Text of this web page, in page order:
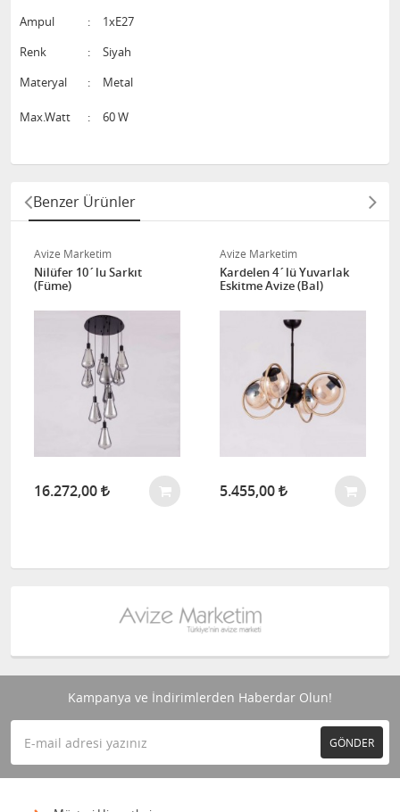
Ampul
:
1xE27
Renk
:
Siyah
Materyal
: Metal
Max.Watt : 60 W
Benzer Ürünler
Avize Marketim
Nilüfer 10´lu Sarkıt
(Füme)
16.272,00
Avize Marketim
Kardelen 4´lü Yuvarlak
Eskitme Avize (Bal)
5.455,00
Kampanya ve İndirimlerden Haberdar Olun!
GÖNDER